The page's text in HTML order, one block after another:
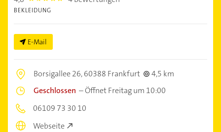
BEKLEIDUNG
E-Mail
Borsigallee 26,60388 Frankfurt
4,5 km
Geschlossen –Öffnet Freitag um 10:00
06109 73 30 10
Webseite